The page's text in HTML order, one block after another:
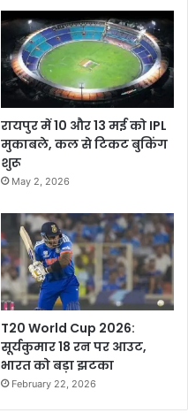
रायपुर में 10 और 13 मई को IPL
मुकाबले, कल से टिकट बुकिंग
शुरू
May 2, 2026
T20 World Cup 2026:
सूर्यकुमार 18 रन पर आउट,
भारत को बड़ा झटका
February 22, 2026